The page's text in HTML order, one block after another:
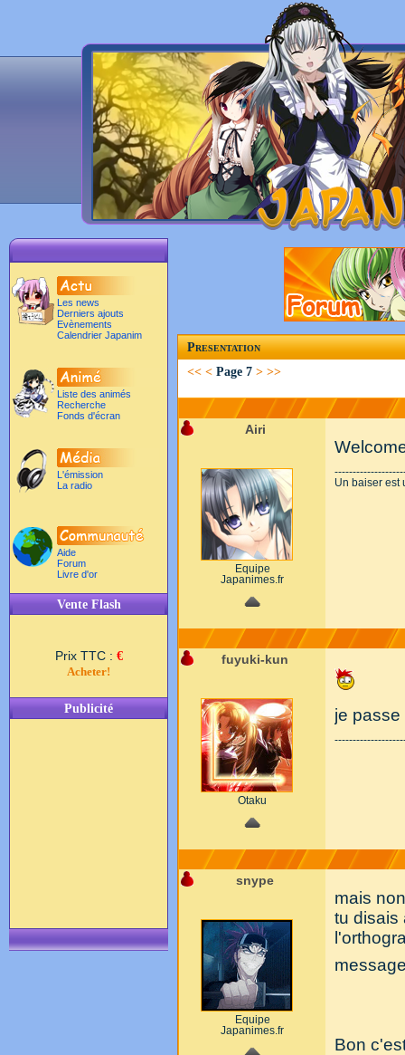
Les news
Derniers ajouts
Evènements
Calendrier Japanim
Liste des animés
Recherche
Fonds d'écran
L'émission
La radio
Aide
Forum
Livre d'or
Vente Flash
Prix TTC : €
Acheter!
Publicité
Presentation
<< < Page 7 > >>
Airi
Equipe
Japanimes.fr
Un baiser est
fuyuki-kun
Otaku
je
snype
Equipe
Japanimes.fr
mais
tu disais
Bon